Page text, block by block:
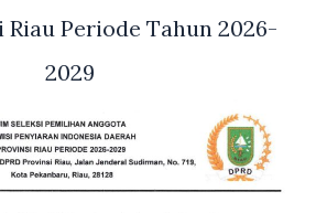
Riau Periode Tahun 2026-
2029